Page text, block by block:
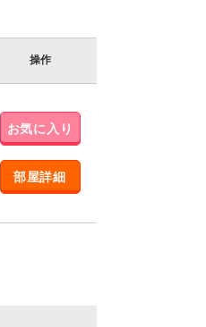
操作
お気に入り
部屋詳細